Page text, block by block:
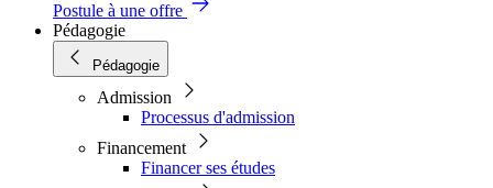
Postule à une offre
Pédagogie
Pédagogie
Admission
Processus d'admission
Financement
Financer ses études